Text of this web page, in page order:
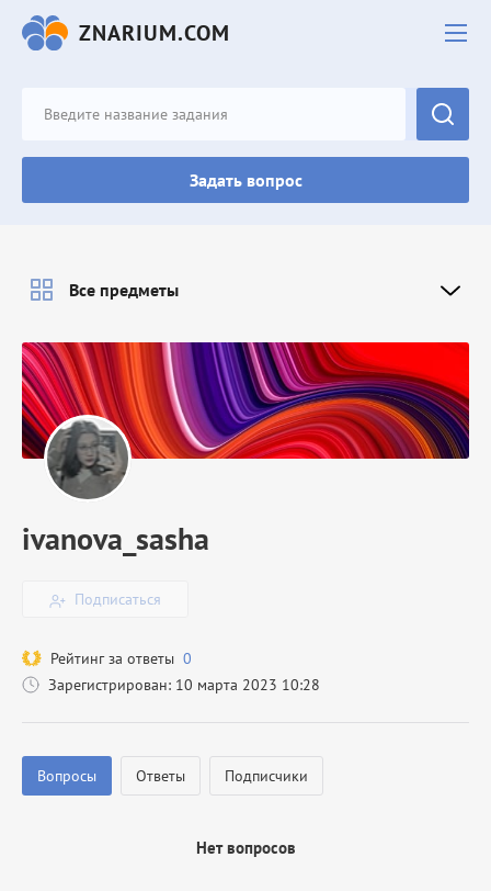
ZNARIUM.COM
Задать вопрос
ivanova_sasha
Подписаться
Рейтинг за ответы 0
Зарегистрирован: 10 марта 2023 10:28
Вопросы Ответы Подписчики
Нет вопросов
Все предметы